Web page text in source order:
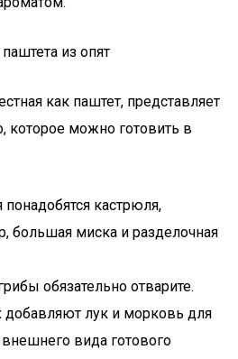
из опят
как паштет, представляет
которое можно готовить в
кастрюля,
большая миска и разделочная
обязательно отварите.
добавляют лук и морковь для
вида готового